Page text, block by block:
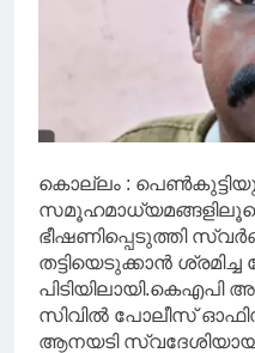
കൊല്ലം :
സമൂഹമാധ്യമങ്ങളിലൂടെ
ഭീഷണിപ്പെടുത്തി
തട്ടിയെടുക്കാൻ
പിടിയിലായി.കെഎപി
സിവിൽ പോലീസ്
ആനയടി